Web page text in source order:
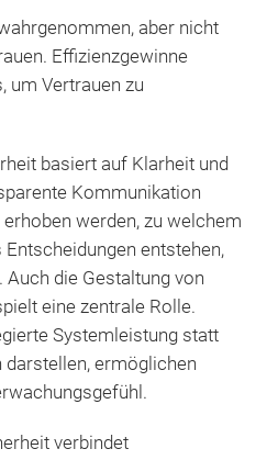
aber nicht
Effizienzgewinne
um Vertrauen zu
basiert auf Klarheit und
Kommunikation
werden, zu welchem
entstehen,
die Gestaltung von
eine zentrale Rolle.
Systemleistung statt
darstellen, ermöglichen
verbindet